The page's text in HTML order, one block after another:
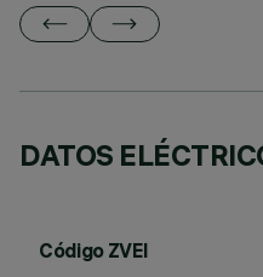
DATOS
Código ZVEI